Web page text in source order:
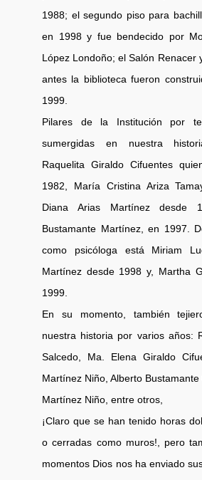
1988; el segundo piso para
en 1998 y fue bendecido por
López Londoño; el Salón Renacer
antes la biblioteca fueron
1999.
Pilares de la Institución por
sumergidas en nuestra
Raquelita Giraldo Cifuentes
1982, María Cristina Ariza
Diana Arias Martínez desde
Bustamante Martínez, en 1997.
como psicóloga está Miriam
Martínez desde 1998 y, Martha
1999.
En su momento, también
nuestra historia por varios años:
Salcedo, Ma. Elena Giraldo
Martínez Niño, Alberto
Martínez Niño, entre otros,
¡Claro que se han tenido horas
o cerradas como muros!, pero
momentos Dios nos ha enviado